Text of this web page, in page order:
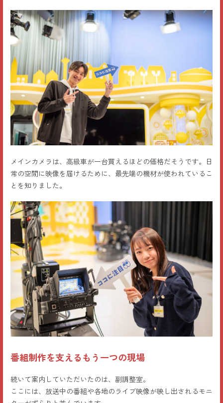
メインカメラは、高級車が一台買えるほどの価格だそうです。日
常の空間に映像を届けるために、最先端の機材が使われているこ
とを知りました。
番組制作を支えるもう一つの現場
続いて案内していただいたのは、副調整室。
ここには、放送中の番組や各地のライブ映像が映し出されるモニ